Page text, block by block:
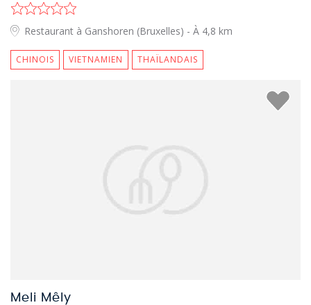
Restaurant à Ganshoren (Bruxelles) - À 4,8 km
CHINOIS VIETNAMIEN THAÏLANDAIS
Meli Mêly